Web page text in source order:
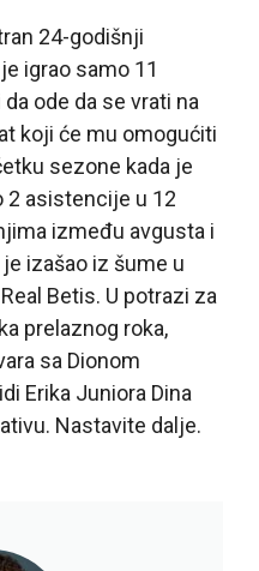
24-godišnji
igrao samo 11
ode da se vrati na
koji će mu omogućiti
sezone kada je
2 asistencije u 12
između avgusta i
izašao iz šume u
Betis. U potrazi za
prelaznog roka,
sa Dionom
Erika Juniora Dina
Nastavite dalje.